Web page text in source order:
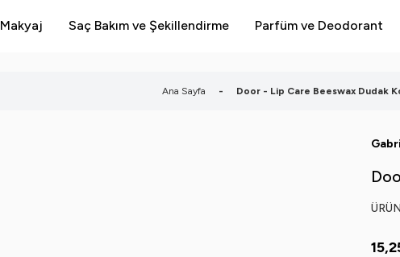
Makyaj Saç Bakım ve Şekillendirme Parfüm ve Deodorant
Ana Sayfa - Door - Lip Care Beeswax Dudak